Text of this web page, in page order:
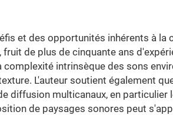
et des opportunités inhérents à
de plus de cinquante ans
intrinsèque des sons
L'auteur soutient également
diffusion multicanaux, en
de paysages sonores peut